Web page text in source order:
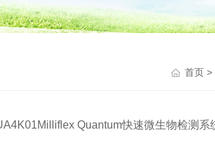
首页 >
Quantum快速微生物检测系